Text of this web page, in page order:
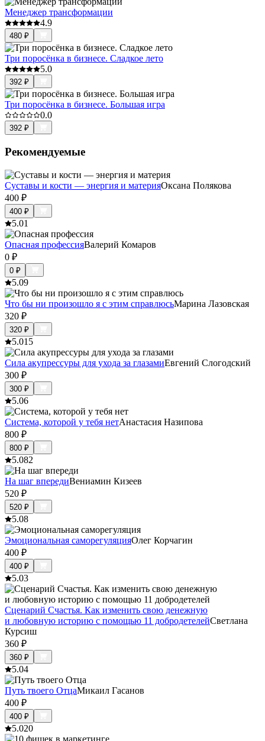
Менеджер трансформации
4.9
480 ₽
Три поросёнка в бизнесе. Сладкое лето
5.0
392 ₽
Три поросёнка в бизнесе. Большая игра
0.0
392 ₽
Рекомендуемые
Суставы и кости — энергия и материяОксана Полякова
400 ₽
400 ₽
5.01
Опасная профессияВалерий Комаров
0 ₽
0 ₽
5.09
Что бы ни произошло я с этим справлюсьМарина Лазовская
320 ₽
320 ₽
5.015
Сила акупрессуры для ухода за глазамиЕвгений Слогодский
300 ₽
300 ₽
5.06
Система, которой у тебя нетАнастасия Назипова
800 ₽
800 ₽
5.082
На шаг впередиВениамин Кизеев
520 ₽
520 ₽
5.08
Эмоциональная саморегуляцияОлег Корчагин
400 ₽
400 ₽
5.03
Сценарий Счастья. Как изменить свою денежную
и любовную историю с помощью 11 добродетелейСветлана
Курсиш
360 ₽
360 ₽
5.04
Путь твоего ОтцаМикаил Гасанов
400 ₽
400 ₽
5.020